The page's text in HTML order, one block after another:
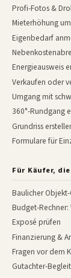
Profi-Fotos &
Mieterhöhung
Eigenbedarf
Energieausweis
Verkaufen oder
Umgang mit
360°-Rundgang
Grundriss
Formulare für
Für Käufer,
Baulicher
Budget-Rechner:
Exposé prüfen
Finanzierung &
Fragen vor dem
Gutachter-